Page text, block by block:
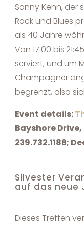
Sonny Kenn, der
Rock und Blues
als 40 Jahre
Von 17:00 bis
serviert, und um
Champagner
begrenzt, also
Event details:
Bayshore Drive,
239.732.1188;
Silvester
auf das neue
Dieses Treffen